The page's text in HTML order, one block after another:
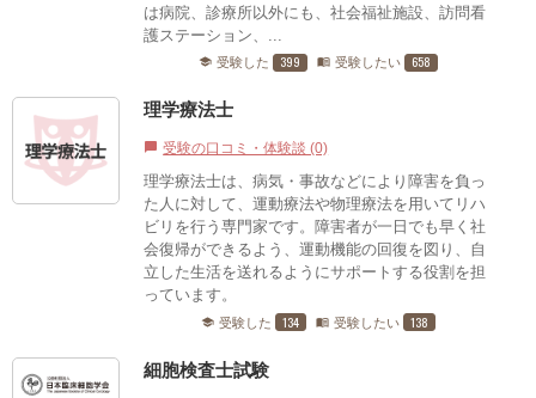
は病院、診療所以外にも、社会福祉施設、訪問看
護ステーション、...
school 受験した 399 menu_book 受験したい 658
理学療法士
chat_bubble 受験の口コミ・体験談 (0)
理学療法士は、病気・事故などにより障害を負っ
た人に対して、運動療法や物理療法を用いてリハ
ビリを行う専門家です。障害者が一日でも早く社
会復帰ができるよう、運動機能の回復を図り、自
立した生活を送れるようにサポートする役割を担
っています。
school 受験した 134 menu_book 受験したい 138
細胞検査士試験